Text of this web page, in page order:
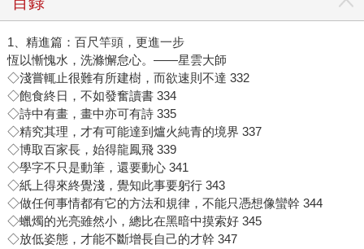
1、精進篇：百尺竿頭，更進一步
恆以慚愧水，洗滌懈怠心。——星雲大師
◇淺嘗輒止很難有所建樹，而欲速則不達 332
◇飽食終日，不如發奮讀書 334
◇詩中有畫，畫中亦可有詩 335
◇精究其理，才有可能達到爐火純青的境界 337
◇博取百家長，始得龍鳳飛 339
◇學字不只是動筆，還要動心 341
◇紙上得來終覺淺，覺知此事要躬行 343
◇做任何事情都有它的方法和規律，不能只憑想像蠻幹 344
◇蠟燭的光亮雖然小，總比在黑暗中摸索好 345
◇放低姿態，才能不斷增長自己的才幹 347